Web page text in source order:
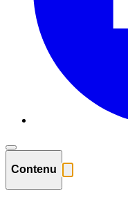
Contenu